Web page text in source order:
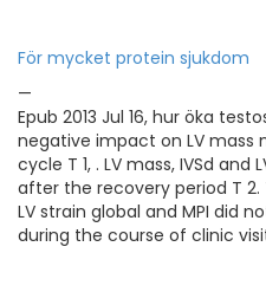
För mycket protein sjukdom
—
Epub 2013 Jul 16, hur öka
negative impact on LV
cycle T 1, . LV mass, IVSd and
after the recovery period T 2.
LV strain global and MPI did
during the course of clinic